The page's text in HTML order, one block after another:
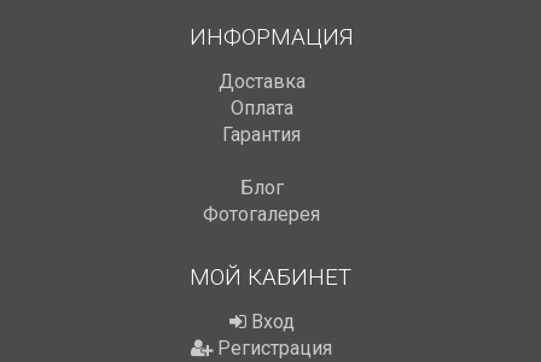
ИНФОРМАЦИЯ
Доставка
Оплата
Гарантия
Блог
Фотогалерея
МОЙ КАБИНЕТ
Вход
Регистрация